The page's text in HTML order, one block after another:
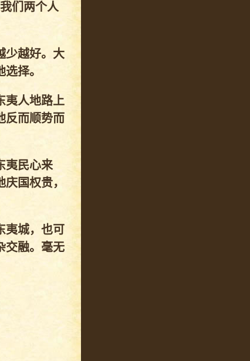
们两个人
少越好。大
择。
夷人地路上
反而顺势而
夷民心来
国权贵，
夷城，也可
交融。毫无